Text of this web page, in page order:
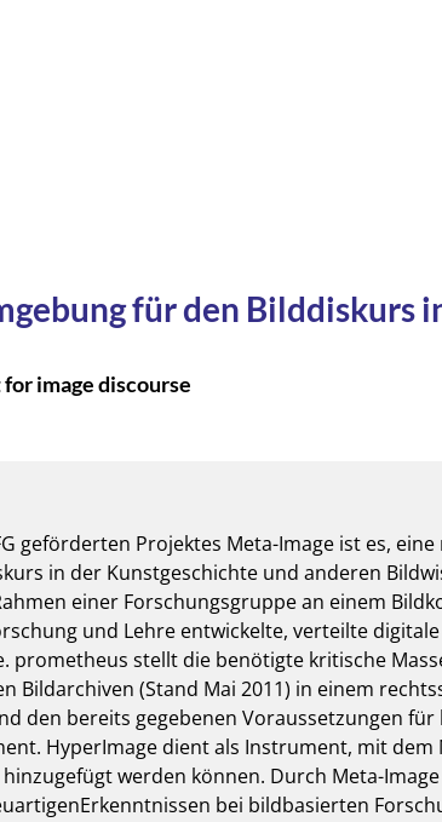
für den Bilddiskurs
image discourse
geförderten Projektes Meta-Image ist es,
in der Kunstgeschichte und anderen
einer Forschungsgruppe an einem
und Lehre entwickelte, verteilte
prometheus stellt die benötigte kritische
Bildarchiven (Stand Mai 2011) in einem
den bereits gegebenen Voraussetzungen
HyperImage dient als Instrument, mit
werden können. Durch Meta-
bei bildbasierten